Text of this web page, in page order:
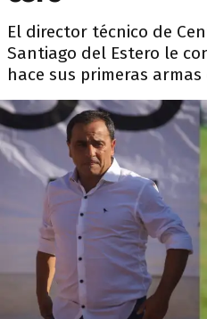
El director técnico de
Santiago del Estero le
hace sus primeras armas